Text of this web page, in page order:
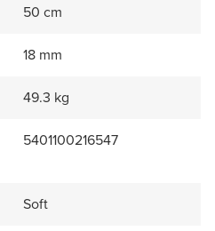
50 cm
18 mm
49.3 kg
5401100216547
Soft